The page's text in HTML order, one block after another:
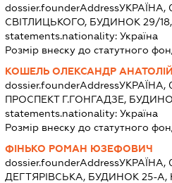
dossier.founderAddressУКРАЇНА,
СВІТЛИЦЬКОГО, БУДИНОК 29/
statements.nationality: Україна
Розмір внеску до статутного
КОШЕЛЬ ОЛЕКСАНДР
dossier.founderAddressУКРАЇНА,
ПРОСПЕКТ Г.ГОНГАДЗЕ,
statements.nationality: Україна
Розмір внеску до статутного
ФІНЬКО РОМАН ЮЗЕФОВИЧ
dossier.founderAddressУКРАЇНА,
ДЕГТЯРІВСЬКА, БУДИНОК 25-А,